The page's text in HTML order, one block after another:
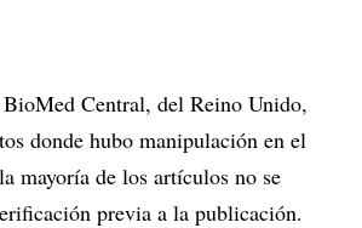
Central, del Reino Unido,
donde hubo manipulación en el
mayoría de los artículos no se
previa a la publicación.